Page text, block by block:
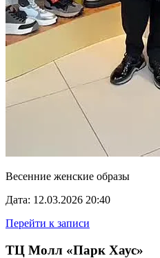
Весенние женские образы
Дата: 12.03.2026 20:40
Перейти к записи
ТЦ Молл «Парк Хаус»